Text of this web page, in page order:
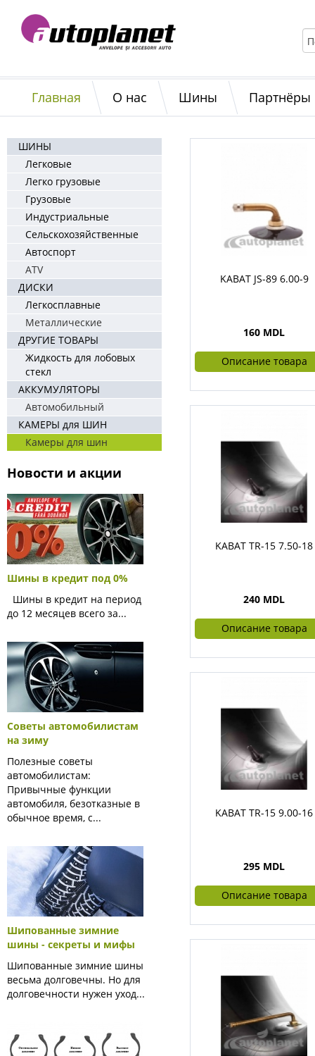
Главная О нас Шины Партнёры
ШИНЫ
Легковые
Легко грузовые
Грузовые
Индустриальные
Сельскохозяйственные
Автоспорт
ATV
ДИСКИ
Легкосплавные
Металлические
ДРУГИЕ ТОВАРЫ
Жидкость для лобовых
стекл
АККУМУЛЯТОРЫ
Автомобильный
КАМЕРЫ для ШИН
Камеры для шин
Новости и акции
Шины в кредит под 0%
Шины в кредит на период
до 12 месяцев всего за...
Советы автомобилистам
на зиму
Полезные советы
автомобилистам:
Привычные функции
автомобиля, безотказные в
обычное время, с...
Шипованные зимние
шины - секреты и мифы
Шипованные зимние шины
весьма долговечны. Но для
долговечности нужен уход...
KABAT JS-89 6.00-9
160 MDL
Описание товара
KABAT TR-15 7.50-18
240 MDL
Описание товара
KABAT TR-15 9.00-16
295 MDL
Описание товара